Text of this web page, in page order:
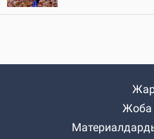
Жоба